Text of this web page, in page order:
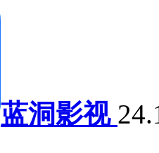
蓝洞影视